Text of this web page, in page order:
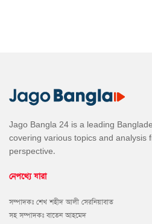
Jago Bangla 24 is a leading
covering various topics and analysis
perspective.
নেপথ্যে যারা
সম্পাদকঃ শেখ শহীদ আলী সেরনিয়াবাত
সহ সম্পাদকঃ বাতেন আহমেদ